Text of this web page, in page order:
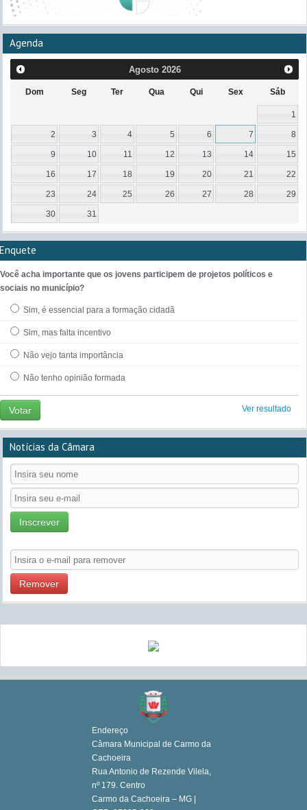
Agenda
Agosto 2026
Dom Seg Ter Qua Qui Sex Sáb
1
2 3 4 5 6 7 8
9 10 11 12 13 14 15
16 17 18 19 20 21 22
23 24 25 26 27 28 29
30 31
Enquete
Você acha importante que os jovens participem de projetos políticos e
sociais no município?
Sim, é essencial para a formação cidadã
Sim, mas falta incentivo
Não vejo tanta importância
Não tenho opinião formada
Votar Ver resultado
Notícias da Câmara
Inscrever
Remover
Endereço
Câmara Municipal de Carmo da
Cachoeira
Rua Antonio de Rezende Vilela,
nº 179. Centro
Carmo da Cachoeira – MG |